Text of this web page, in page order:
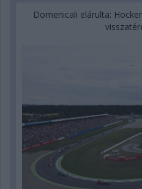
Domenicali elárulta: